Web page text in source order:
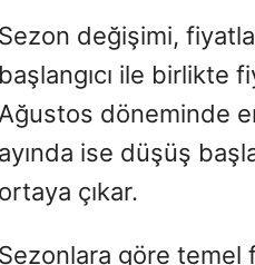
Sezon değişimi,
başlangıcı ile birlikte
Ağustos döneminde
ayında ise düşüş
ortaya çıkar.
Sezonlara göre temel